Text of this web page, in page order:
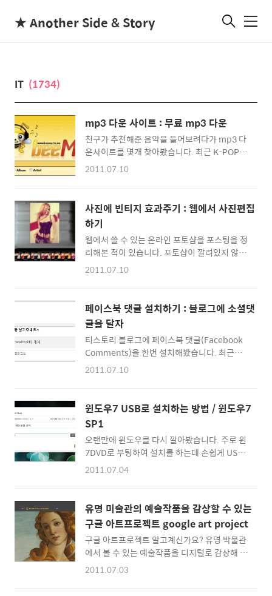
★ Another Side & Story 메
IT (1734)
mp3 다운 사이트 : 무료 mp3 다운
친구가 추천해준 음악을 들어보려다가 mp3 다
운사이트를 몇개 찾아봤습니다. 최근 K-POP이
국제적으로 난리네요 ^^ 요즘 듣는 곡들이 대부
beemp3.com 가장 간단하게 mp3를 검색해
서 바로 스트리밍으로 듣거나, 다운받을 수 있는
사이트입니다. 저는 Breaking Benjamin -
the Diary Of Jane이 듣고 싶어 검색을 했는데
여러개가 뜨네요 ^^ 여기서 하나를 고르면 자세
한 내용이 나오는데 여기서 오른편에 있는
있습니다. 국내가요는 검색이 안되지만 해외음
악은 거의 다 나올만큼 자료가 많네요...
2011.07.10
사진에 빈티지 효과주기 : 웹에서 사진편집
하기
웹에서 쓸 수 있는 온라인 포토샵을 포스팅을 정
리해본 적이 있습니다. 포토샵이 깔려있지 않은
컴퓨터에서 사진을 편집할 때 유용하게 활용할
쉽게 사진에 빈티지한 효과를 줄 수 있는 pixlr-
o-matic 서비스를 써 봤습니다. 간단한 클릭으
로 사진에 여러가지 효과를 줄수 있는데, 웹캠으
로 사진을 찍어 사용해도 되고 jpg그림파일을
올려 바로 사진을 편집할 수 있습니다. 사진에
빈티지한 효과를 주기를 좋아하는 분이라면 몇
집하고 싶다면 pixlr express도 사용해볼만 합
니다. 사진의 색상, 밝기, 적목보정, 등..
2011.07.10
페이스북 댓글 설치하기 : 블로그에 소셜댓
글을 달자
티스토리 블로그에 페이스북 댓글(Facebook
Comments)을 한번 설치해봤습니다. 최근들
어 트위터나 미투데이와 같은 소셜플랫폼으로
싶습니다. 댓글을 남긴것이 누구인지 쉽게 알수
있고, 자주 사용하는 페이스북-트위터로 로그인
을 해두면 편리하게 댓글을 달 수 있으니까요 ^^
더 나아가서 인터넷 실명제를 추진해야했던 민
감한 부분들도 해결이 되고, 분별없는 악플들도
줄어들 것이라고 생각합니다. 결과적으로 글의
댓글을 설치하기 위해서
http://developers.facebook.com/docs/
2011.07.10
윈도우7 USB로 설치하는 방법 / 윈도우7
SP1
오랜만에 윈도우를 다시 깔아봤습니다. 주로 윈
7DVD로 부팅하여 설치를 하는데 손쉽게 USB
로 설치할 수 있는 방법으로 해봤습니다. ISO 이
만들 수 있더군요 ^^ - 'Windows 7 USB/DVD
다운로드 도구', 윈도우ISO파일을 부팅가능한
USB로 만들어주는 툴 - :: 다운로드 하기 : 사용
하는 방법은 간단합니다. 설치 후 실행을 시키면
바로 윈도우7 ISO파일을 선택하여 부팅가능한
USB, 또는 DVD로 만들 수 있습니다. ^^ 준비물
2011.07.04
유명 미술관의 예술작품을 감상할 수 있는
구글 아트프로젝트 google art project
구글 아트프로젝트 알고계신가요? 유명 박물관
에서 볼 수 있는 예술작품을 디지털로 감상해 볼
수 있는 서비스인데 미술에 관심이 많으신 분들
2011.07.03